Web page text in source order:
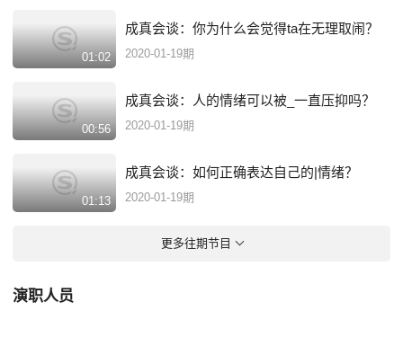
01:02
成真会谈：你为什么会觉得ta在无理取闹？
2020-01-19期
00:56
成真会谈：人的情绪可以被_一直压抑吗？
2020-01-19期
01:13
成真会谈：如何正确表达自己的|情绪？
2020-01-19期
更多往期节目
演职人员